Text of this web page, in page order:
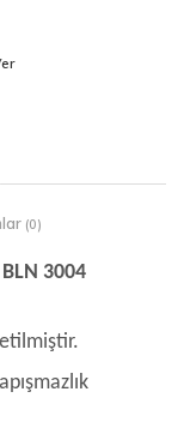
(0)
3004